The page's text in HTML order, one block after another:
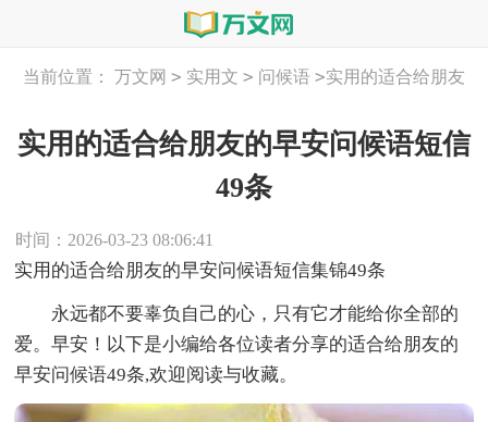
当前位置： 万文网 > 实用文 > 问候语 >实用的适合给朋友
实用的适合给朋友的早安问候语短信
49条
时间：2026-03-23 08:06:41
实用的适合给朋友的早安问候语短信集锦49条
永远都不要辜负自己的心，只有它才能给你全部的
爱。早安！以下是小编给各位读者分享的适合给朋友的
早安问候语49条,欢迎阅读与收藏。